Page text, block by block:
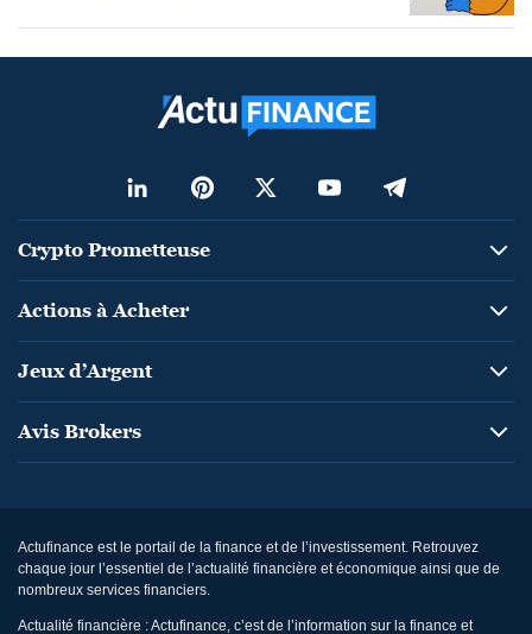
Crypto Prometteuse
Actions à Acheter
Jeux d’Argent
Avis Brokers
Actufinance est le portail de la finance et de l’investissement. Retrouvez
chaque jour l’essentiel de l’actualité financière et économique ainsi que de
nombreux services financiers.
Actualité financière : Actufinance, c’est de l’information sur la finance et